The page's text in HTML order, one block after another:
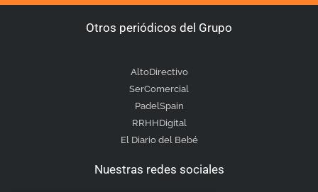
Otros periódicos del Grupo
AltoDirectivo
SerComercial
PadelSpain
RRHHDigital
El Diario del Bebé
Nuestras redes sociales